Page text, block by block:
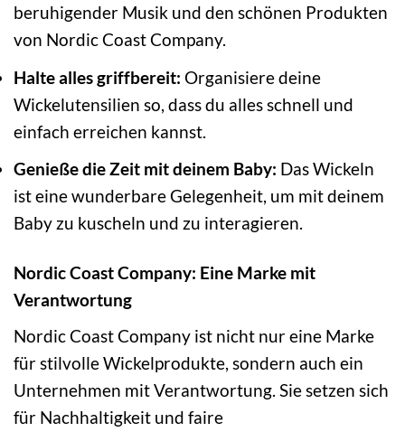
beruhigender Musik und den schönen Produkten
von Nordic Coast Company.
Halte alles griffbereit: Organisiere deine
Wickelutensilien so, dass du alles schnell und
einfach erreichen kannst.
Genieße die Zeit mit deinem Baby: Das Wickeln
ist eine wunderbare Gelegenheit, um mit deinem
Baby zu kuscheln und zu interagieren.
Nordic Coast Company: Eine Marke mit
Verantwortung
Nordic Coast Company ist nicht nur eine Marke
für stilvolle Wickelprodukte, sondern auch ein
Unternehmen mit Verantwortung. Sie setzen sich
für Nachhaltigkeit und faire